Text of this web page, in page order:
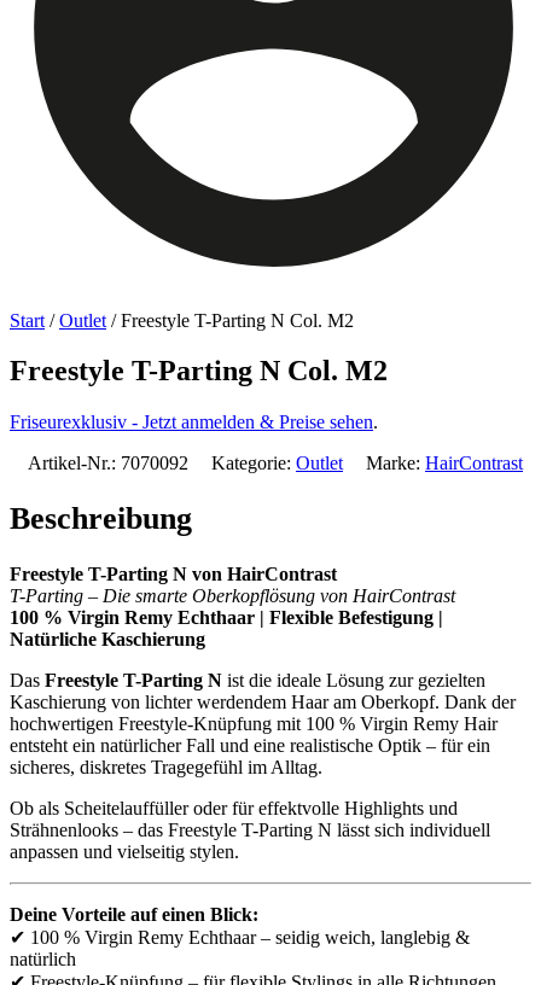
Start /Outlet / Freestyle T-Parting N Col. M2
Freestyle T-Parting N Col. M2
Friseurexklusiv - Jetzt anmelden & Preise sehen.
Artikel-Nr.: 7070092 Kategorie: Outlet Marke: HairContrast
Beschreibung
Freestyle T-Parting N von HairContrast
T-Parting – Die smarte Oberkopflösung von HairContrast
100 % Virgin Remy Echthaar | Flexible Befestigung |
Natürliche Kaschierung
Das Freestyle T-Parting N ist die ideale Lösung zur gezielten
Kaschierung von lichter werdendem Haar am Oberkopf. Dank der
hochwertigen Freestyle-Knüpfung mit 100 % Virgin Remy Hair
entsteht ein natürlicher Fall und eine realistische Optik – für ein
sicheres, diskretes Tragegefühl im Alltag.
Ob als Scheitelauffüller oder für effektvolle Highlights und
Strähnenlooks – das Freestyle T-Parting N lässt sich individuell
anpassen und vielseitig stylen.
Deine Vorteile auf einen Blick:
✔ 100 % Virgin Remy Echthaar – seidig weich, langlebig &
natürlich